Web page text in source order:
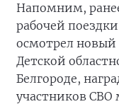
Напомним,
рабочей
осмотрел новый
Детской
Белгороде,
участников СВО